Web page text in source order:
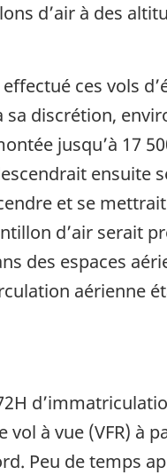
d’air à des
ces vols
discrétion,
jusqu’à 17
ensuite
et se
d’air serait
des espaces
aérienne
à vue (VFR) à
Peu de temps